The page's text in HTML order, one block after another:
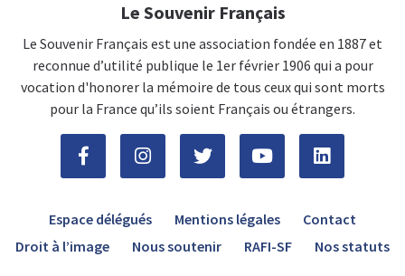
Le Souvenir Français
Le Souvenir Français est une association fondée en 1887 et
reconnue d’utilité publique le 1er février 1906 qui a pour
vocation d'honorer la mémoire de tous ceux qui sont morts
pour la France qu’ils soient Français ou étrangers.
Espace délégués Mentions légales
Contact
Droit à l’image
Nous soutenir RAFI-SF Nos statuts